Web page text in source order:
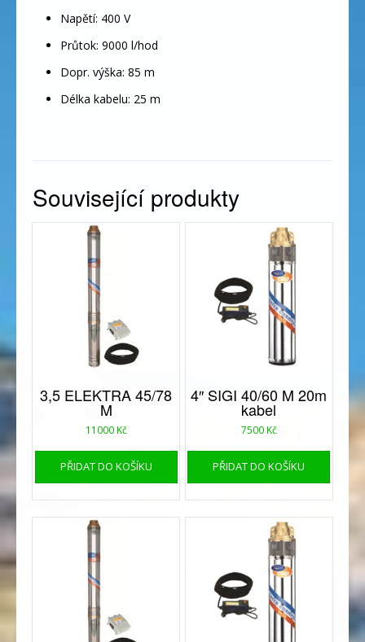
Napětí: 400 V
Průtok: 9000 l/hod
Dopr. výška: 85 m
Délka kabelu: 25 m
Související produkty
3,5 ELEKTRA 45/78
M
11000 Kč
PŘIDAT DO KOŠÍKU
4″ SIGI 40/60 M 20m
kabel
7500 Kč
PŘIDAT DO KOŠÍKU